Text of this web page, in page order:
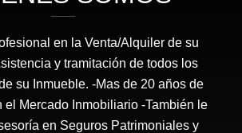
en la Venta/Alquiler de su
y tramitación de todos los
su Inmueble. -Mas de 20 años de
el Mercado Inmobiliario -También le
en Seguros Patrimoniales y